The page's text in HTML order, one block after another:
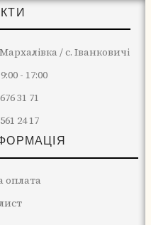
/ с. Іванковичі
- 17:00
31 71
24 17
оплата